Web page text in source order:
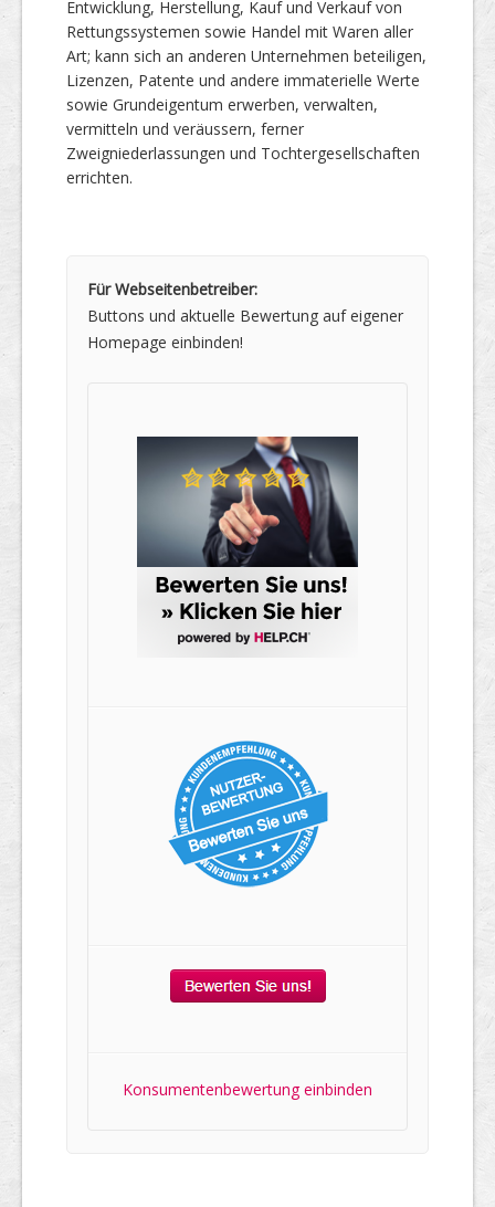
Entwicklung, Herstellung, Kauf und Verkauf von
Rettungssystemen sowie Handel mit Waren aller
Art; kann sich an anderen Unternehmen beteiligen,
Lizenzen, Patente und andere immaterielle Werte
sowie Grundeigentum erwerben, verwalten,
vermitteln und veräussern, ferner
Zweigniederlassungen und Tochtergesellschaften
errichten.
Für Webseitenbetreiber:
Buttons und aktuelle Bewertung auf eigener
Homepage einbinden!
Konsumentenbewertung einbinden